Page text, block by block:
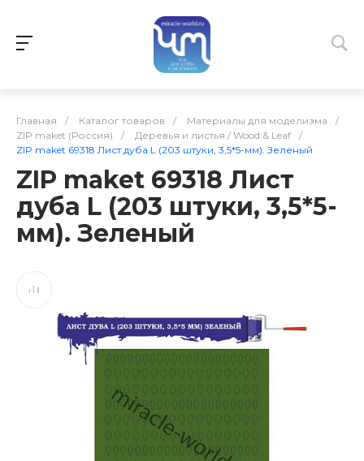
Главная / Каталог товаров / Материалы для моделизма
/
ZIP maket (Россия)
/ Деревья и листья / Wood & Leaf
/
ZIP maket 69318 Лист дуба L (203 штуки, 3,5*5-мм). Зеленый
ZIP maket 69318 Лист
дуба L (203 штуки, 3,5*5-
мм). Зеленый